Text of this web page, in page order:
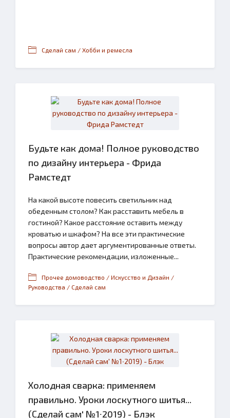
Сделай сам / Хобби и ремесла
Будьте как дома! Полное руководство
по дизайну интерьера - Фрида
Рамстедт
На какой высоте повесить светильник над
обеденным столом? Как расставить мебель в
гостиной? Какое расстояние оставить между
кроватью и шкафом? На все эти практические
вопросы автор дает аргументированные ответы.
Практические рекомендации, изложенные...
Прочее домоводство / Искусство и Дизайн /
Руководства / Сделай сам
Холодная сварка: применяем
правильно. Уроки лоскутного шитья...
(Сделай сам' №1∙2019) - Блэк